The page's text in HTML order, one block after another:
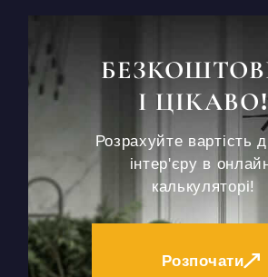
І
Розрахуйте вартість
інтер'єру в
калькуляторі!
Розпочати